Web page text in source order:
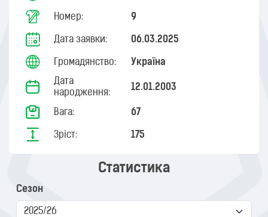
Номер: 9
Дата заявки: 06.03.2025
Громадянство: Україна
Дата
народження:
12.01.2003
Вага: 67
Зріст: 175
Статистика
Сезон